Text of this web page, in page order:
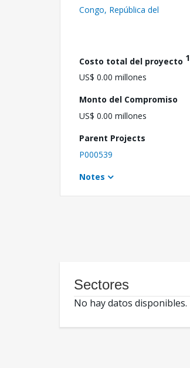
Congo, República del
Costo total del proyecto 1
US$ 0.00 millones
Monto del Compromiso
US$ 0.00 millones
Parent Projects
P000539
Notes
Sectores
No hay datos disponibles.